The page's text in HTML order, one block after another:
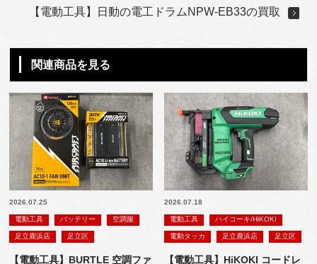
【電動工具】日動の電工ドラムNPW-EB33の買取
関連商品を見る
2026.07.25
電動工具 バッテリー 空調服
足立鹿浜店 足立区
【電動工具】BURTLE 空調ファ
2026.07.18
電動工具 ハイコーキ/HiKOKI
電動タッカ 足立鹿浜店 足立区
【電動工具】HiKOKI コードレ